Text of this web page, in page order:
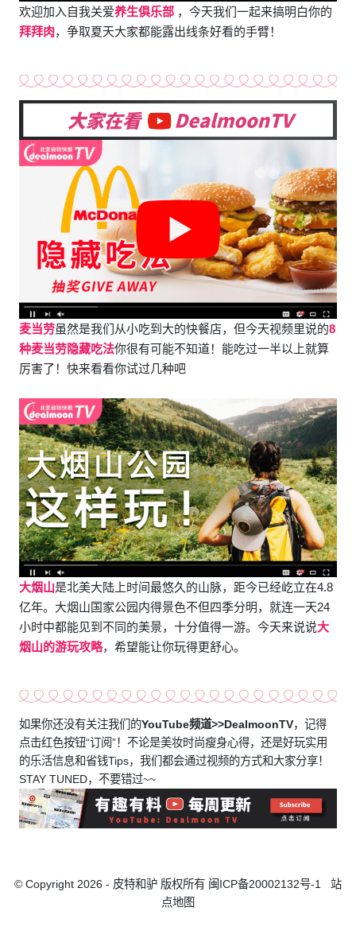
欢迎加入自我关爱养生俱乐部 ，今天我们一起来搞明白你的
拜拜肉，争取夏天大家都能露出线条好看的手臂！
麦当劳虽然是我们从小吃到大的快餐店，但今天视频里说的8
种麦当劳隐藏吃法你很有可能不知道！能吃过一半以上就算
厉害了！快来看看你试过几种吧
大烟山是北美大陆上时间最悠久的山脉，距今已经屹立在4.8
亿年。大烟山国家公园内得景色不但四季分明，就连一天24
小时中都能见到不同的美景，十分值得一游。今天来说说大
烟山的游玩攻略，希望能让你玩得更舒心。
如果你还没有关注我们的YouTube频道>>DealmoonTV，记得
点击红色按钮“订阅”！不论是美妆时尚瘦身心得，还是好玩实用
的乐活信息和省钱Tips，我们都会通过视频的方式和大家分享！
STAY TUNED，不要错过~~
© Copyright 2026 - 皮特和驴 版权所有 闽ICP备20002132号-1
站
点地图